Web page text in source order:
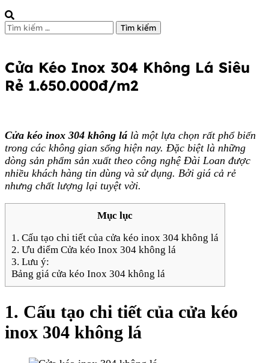
Tìm
Cửa Kéo Inox 304 Không Lá Siêu
Rẻ 1.650.000đ/m2
Cửa kéo inox 304 không lá là một lựa chọn rất phổ biến
trong các không gian sống hiện nay. Đặc biệt là những
dòng sản phẩm sản xuất theo công nghệ Đài Loan được
nhiều khách hàng tin dùng và sử dụng. Bởi giá cả rẻ
nhưng chất lượng lại tuyệt vời.
Mục lục
1. Cấu tạo chi tiết của cửa kéo inox 304 không lá
2. Ưu điểm Cửa kéo Inox 304 không lá
3. Lưu ý:
Bảng giá cửa kéo Inox 304 không lá
1. Cấu tạo chi tiết của cửa kéo
inox 304 không lá